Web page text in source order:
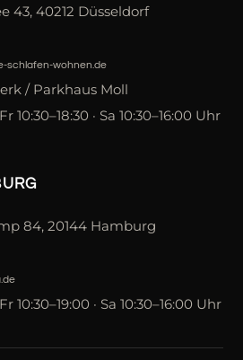
43, 40212 Düsseldorf
schlafen-wohnen.de
/ Parkhaus Moll
10:30–18:30 · Sa 10:30–16:00 Uhr
84, 20144 Hamburg
10:30–19:00 · Sa 10:30–16:00 Uhr